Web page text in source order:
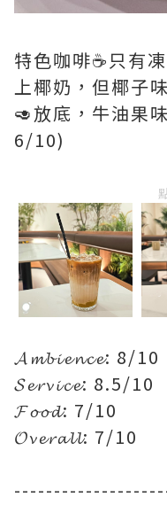
特色咖啡☕️只有
上椰奶，但椰子
🥑放底，牛油果
6/10)
𝓐𝓶𝓫𝓲𝓮𝓷𝓬𝓮: 8/10
𝓢𝓮𝓻𝓿𝓲𝓬𝓮: 8.5/10
𝓕𝓸𝓸𝓭: 7/10
𝓞𝓿𝓮𝓻𝓪𝓵𝓵: 7/10